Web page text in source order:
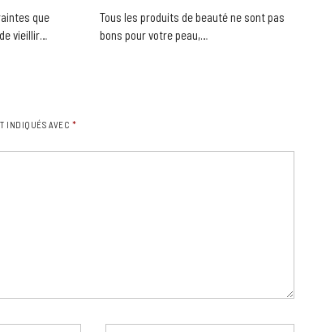
que
vieillir…
Tous les produits de beauté ne sont pas
bons pour votre peau,…
INDIQUÉS AVEC *